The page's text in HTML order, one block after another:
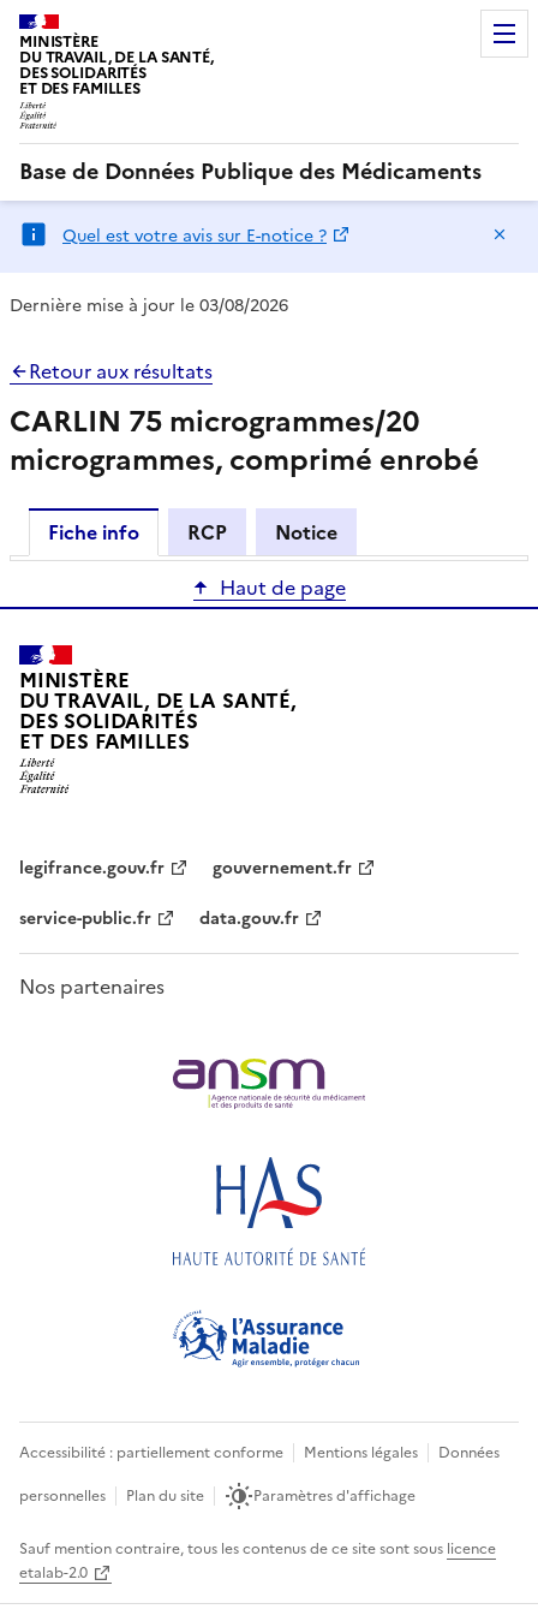
MINISTÈRE
DU TRAVAIL, DE LA SANTÉ,
DES SOLIDARITÉS
ET DES FAMILLES
Base de Données Publique des Médicaments
Quel est votre avis sur E-notice ?
Dernière mise à jour le 03/08/2026
Retour aux résultats
CARLIN 75 microgrammes/20
microgrammes, comprimé enrobé
Fiche info RCP
Notice
Haut de page
MINISTÈRE
DU TRAVAIL, DE LA SANTÉ,
DES SOLIDARITÉS
ET DES FAMILLES
legifrance.gouv.fr
gouvernement.fr
service-public.fr
data.gouv.fr
Nos partenaires
Accessibilité : partiellement conforme Mentions légales
Données
personnelles
Plan du site Paramètres d'affichage
Sauf mention contraire, tous les contenus de ce site sont sous licence
etalab-2.0